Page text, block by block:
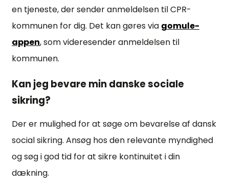
en tjeneste, der sender anmeldelsen til CPR-
kommunen for dig. Det kan gøres via gomule-
appen, som videresender anmeldelsen til
kommunen.
Kan jeg bevare min danske sociale
sikring?
Der er mulighed for at søge om bevarelse af dansk
social sikring. Ansøg hos den relevante myndighed
og søg i god tid for at sikre kontinuitet i din
dækning.